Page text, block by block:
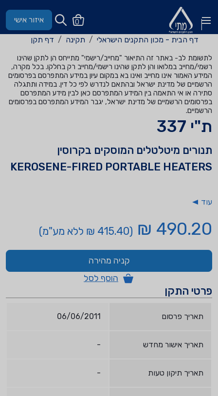
0 איזור אישי
דף הבית - מכון התקנים הישראלי תקינה דף תקן
לתשומת לב- באתר זה התיאור "מחייב/רישמי" מתייחס הן לתקן שהינו
רשמי/מחייב במלואו והן לתקן שהינו רישמי/מחייב רק בחלקו. בכל מקרה,
המידע האמור אינו מחייב ואינו בא במקום עיון במידע המתפרסם בפרסומים
הרשמיים של מדינת ישראל ובהתאם לנדרש לפי כל דין. במידה ותתגלה
סתירה או אי התאמה בין המידע המתפרסם כאן לבין מידע המתפרסם
בפרסומים הרשמיים של מדינת ישראל, יגבר המידע המתפרסם בפרסומים
הרשמיים.
ת"י 337
תנורים מיטלטלים המוסקים בקרוסין
KEROSENE-FIRED PORTABLE HEATERS
עוד
490.20 ₪ (415.40 ₪ ללא מע"מ)
קניה מהירה
הוסף לסל
פרטי התקן
תאריך פרסום 06/06/2011
תאריך אישור מחדש -
תאריך תיקון טעות -